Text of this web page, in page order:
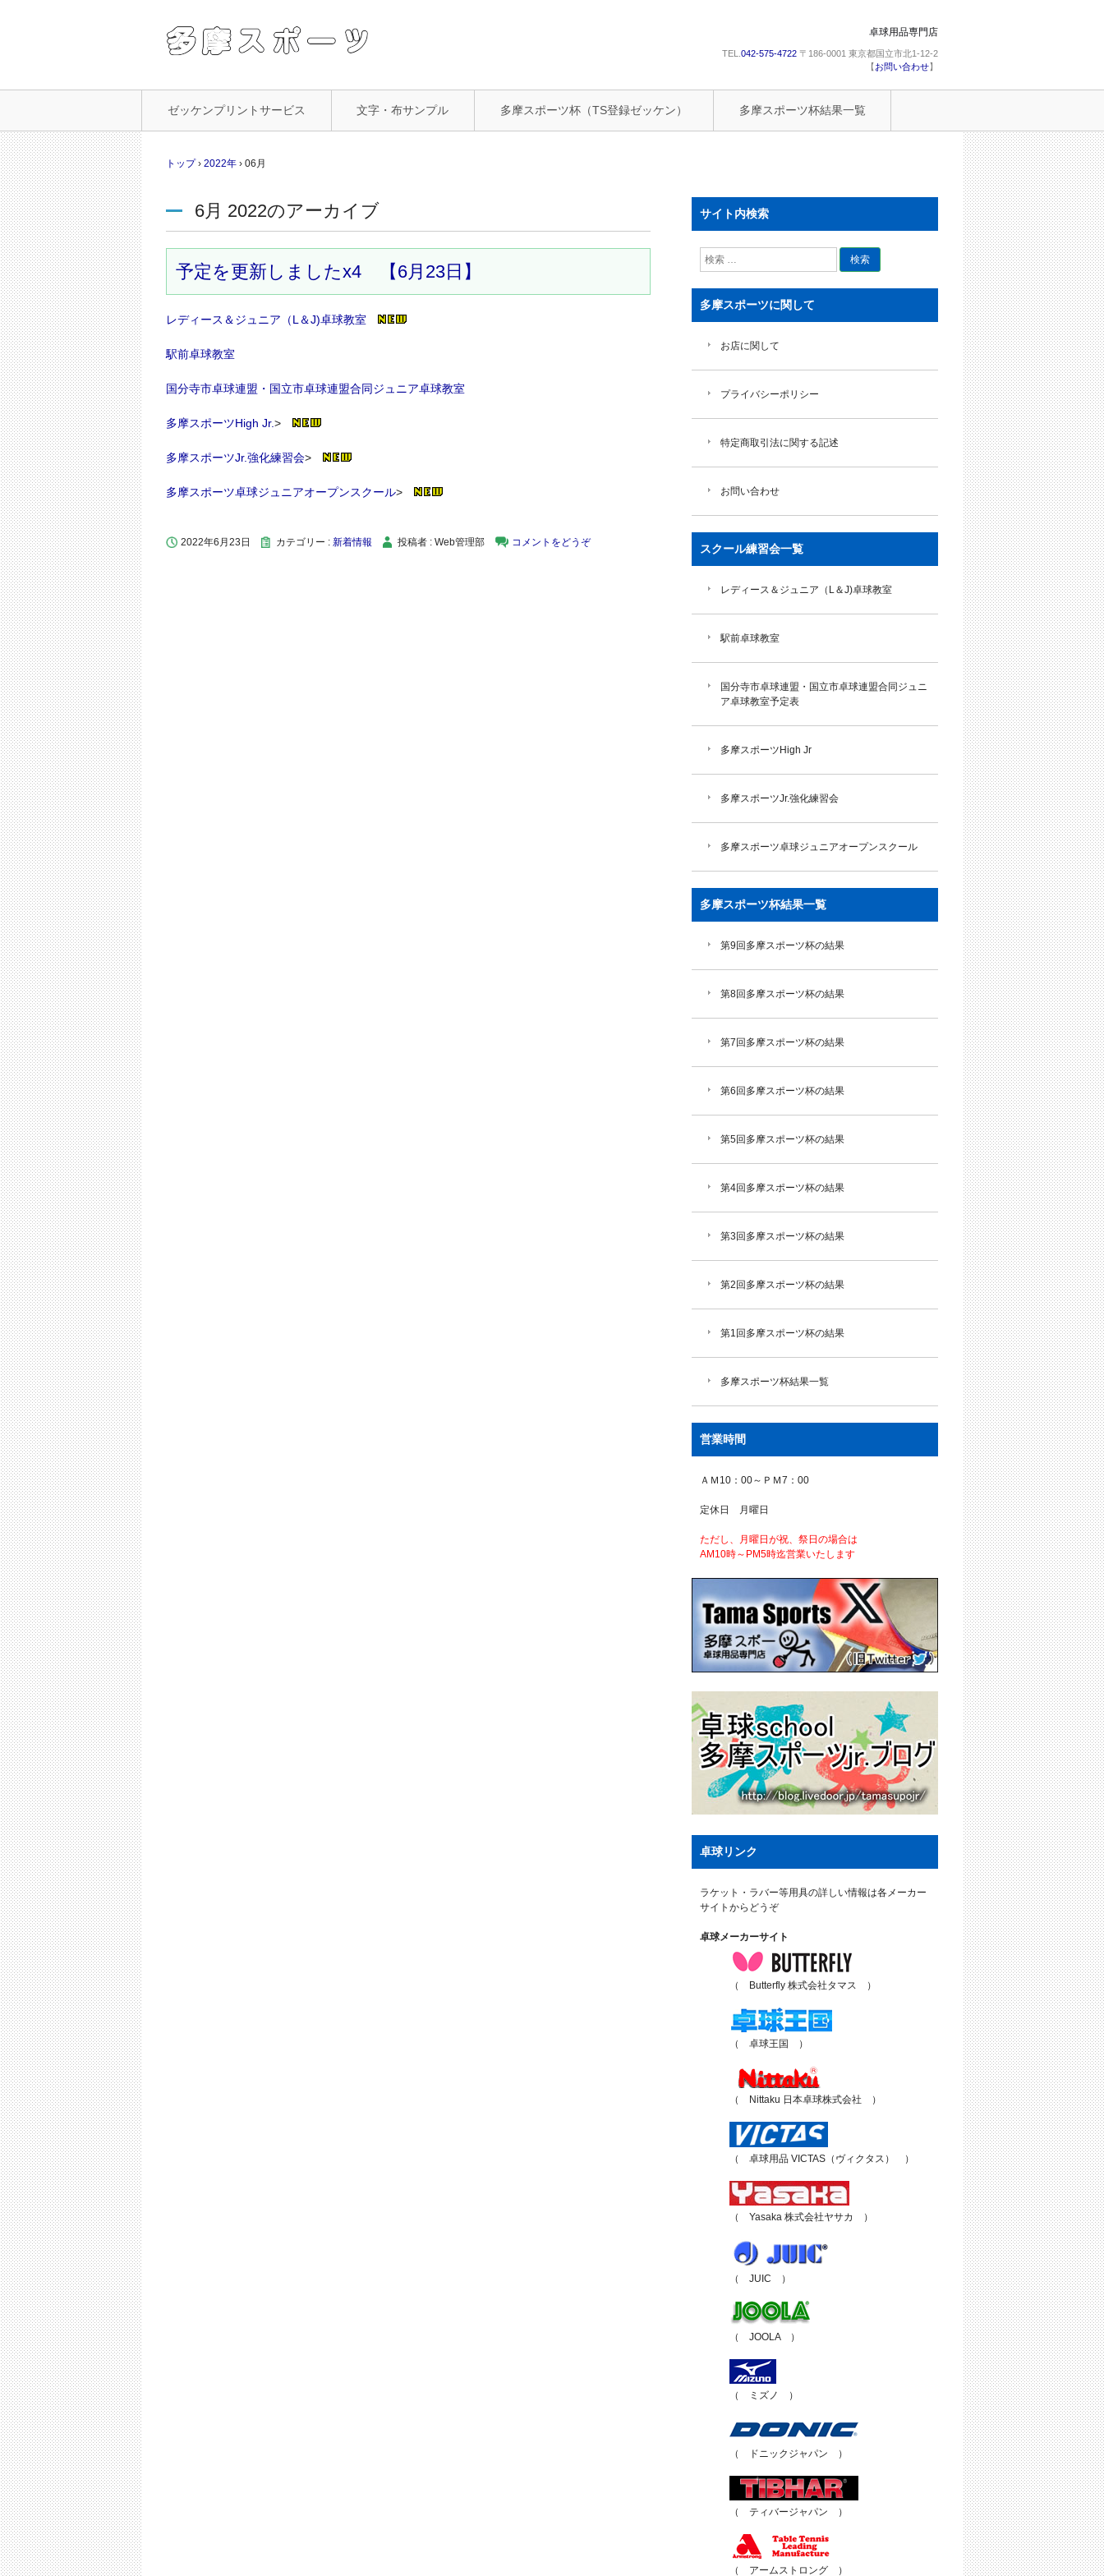
卓球用品専門店
TEL. 042-575-4722 〒186-0001 東京都国立市北1-12-2
【お問い合わせ】
テ
ン
ツ
へ
ス
キ
ッ
プ
ゼッケンプリントサービス 文字・布サンプル 多摩スポーツ杯（TS登録ゼッケン） 多摩スポーツ杯結果一覧
トップ › 2022年 › 06月
6月 2022のアーカイブ
予定を更新しましたx4 【6月23日】
レディース＆ジュニア（L＆J)卓球教室
駅前卓球教室
国分寺市卓球連盟・国立市卓球連盟合同ジュニア卓球教室
多摩スポーツHigh Jr.>
多摩スポーツJr.強化練習会>
多摩スポーツ卓球ジュニアオープンスクール>
2022年6月23日 カテゴリー : 新着情報 投稿者 : Web管理部 コメントをどうぞ
サイト内検索
検
索
多摩スポーツに関して
お店に関して
プライバシーポリシー
特定商取引法に関する記述
お問い合わせ
スクール練習会一覧
レディース＆ジュニア（L＆J)卓球教室
駅前卓球教室
国分寺市卓球連盟・国立市卓球連盟合同ジュニ
ア卓球教室予定表
多摩スポーツHigh Jr
多摩スポーツJr.強化練習会
多摩スポーツ卓球ジュニアオープンスクール
多摩スポーツ杯結果一覧
第9回多摩スポーツ杯の結果
第8回多摩スポーツ杯の結果
第7回多摩スポーツ杯の結果
第6回多摩スポーツ杯の結果
第5回多摩スポーツ杯の結果
第4回多摩スポーツ杯の結果
第3回多摩スポーツ杯の結果
第2回多摩スポーツ杯の結果
第1回多摩スポーツ杯の結果
多摩スポーツ杯結果一覧
営業時間
ＡＭ10：00～ＰＭ7：00
定休日 月曜日
ただし、月曜日が祝、祭日の場合は
AM10時～PM5時迄営業いたします
卓球リンク
ラケット・ラバー等用具の詳しい情報は各メーカー
サイトからどうぞ
卓球メーカーサイト
（ Butterfly 株式会社タマス ）
（ 卓球王国 ）
（ Nittaku 日本卓球株式会社 ）
（ 卓球用品 VICTAS（ヴィクタス） ）
（ Yasaka 株式会社ヤサカ ）
（ JUIC ）
（ JOOLA ）
（ ミズノ ）
（ ドニックジャパン ）
（ ティバージャパン ）
（ アームストロング ）